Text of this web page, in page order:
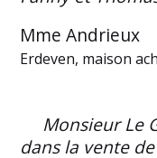
Mme Andrieux
Erdeven, maison
Monsieur Le
dans la vente